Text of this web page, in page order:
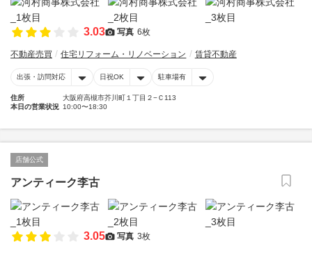
3.03 写真 6枚
不動産売買 住宅リフォーム・リノベーション 賃貸不動産
出張・訪問対応 日祝OK 駐車場有
住所
大阪府高槻市芥川町１丁目２−Ｃ113
本日の営業状況 10:00〜18:30
店舗公式
アンティーク李古
3.05 写真 3枚